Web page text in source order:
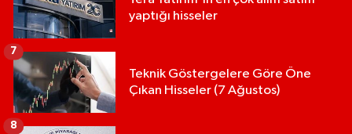
yaptığı hisseler
Teknik Göstergelere Göre Öne
Çıkan Hisseler (7 Ağustos)
7
8